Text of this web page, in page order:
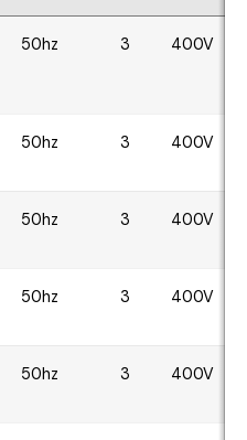
50hz 3 400V
50hz 3 400V
50hz 3 400V
50hz 3 400V
50hz 3 400V